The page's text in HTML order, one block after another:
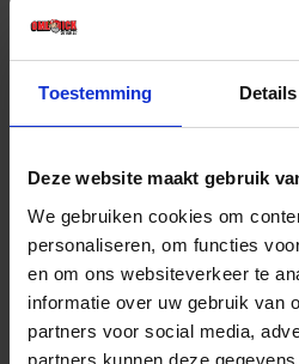
Toestemming Details
Deze website maakt gebruik
We gebruiken cookies om
personaliseren, om functies
en om ons websiteverkeer te
informatie over uw gebruik van
partners voor social media,
partners kunnen deze
€ 55,81 incl. BTW
-
Bestel nu!